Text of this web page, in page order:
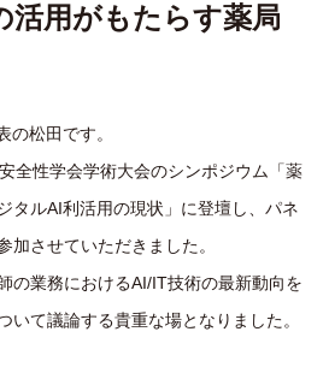
活用がもたらす薬局
の松田です。
全性学会学術大会のシンポジウム「薬
タルAI利活用の現状」に登壇し、パネ
加させていただきました。
の業務におけるAI/IT技術の最新動向を
いて議論する貴重な場となりました。